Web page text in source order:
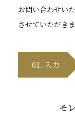
お問い合わせい
させていただきま
01. 入 力
モ